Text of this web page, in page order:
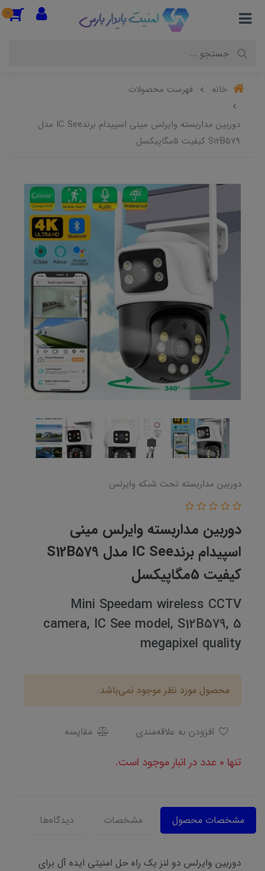
0
خانه فهرست محصولات
دوربین مداربسته وایرلس مینی اسپیدام برندIC See مدل
S12B579 کیفیت 5مگاپیکسل
دوربین مداربسته تحت شبکه وایرلس
دوربین مداربسته وایرلس مینی
اسپیدام برندIC See مدل S12B579
کیفیت 5مگاپیکسل
Mini Speedam wireless CCTV
camera, IC See model, S12B579, 5
megapixel quality
محصول مورد نظر موجود نمی‌باشد.
مقایسه
تنها 0 عدد در انبار موجود است.
مشخصات محصول مشخصات دیدگاه‌ها
دوربین وایرلس دو لنز یک راه حل امنیتی ایده آل برای